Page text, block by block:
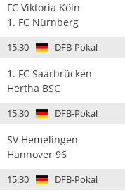
FC Viktoria Köln
1. FC Nürnberg
15:30 DFB-Pokal
1. FC Saarbrücken
Hertha BSC
15:30 DFB-Pokal
SV Hemelingen
Hannover 96
15:30 DFB-Pokal